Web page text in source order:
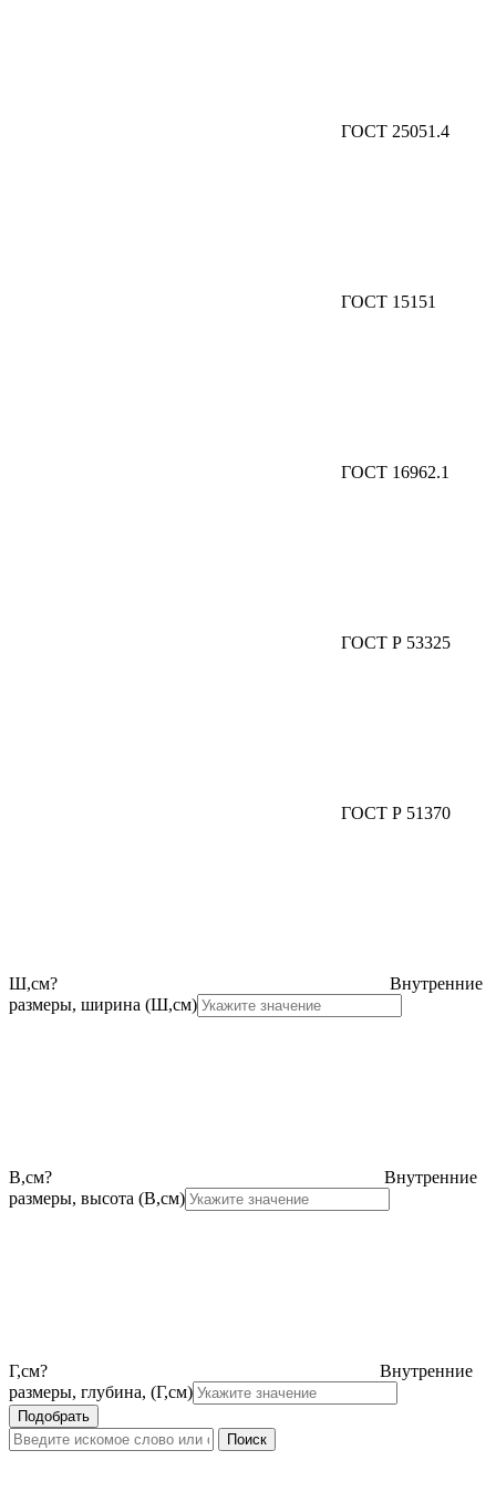
ГОСТ 25051.4
ГОСТ 15151
ГОСТ 16962.1
ГОСТ Р 53325
ГОСТ Р 51370
Ш,см?
Внутренние
размеры, ширина (Ш,см)
В,см?
Внутренние
размеры, высота (В,см)
Г,см?
Внутренние
размеры, глубина, (Г,см)